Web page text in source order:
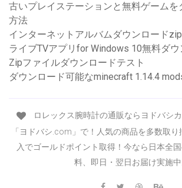
古いプレイステーションと無料ゲームを
方法
インターネットアルバムダウンロード
ライブTVアプリfor Windows 10無料ダウ
Zipファイルダウンロードテスト
ダウンロード可能なminecraft 1.14.4
ロレックス腕時計の通販ならヨドバシ
「ヨドバシ.com」で！人気の商品を多数取
入でゴールドポイント取得！今なら日本全
料、即日・翌日お届け実施中